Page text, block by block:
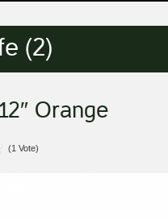
(2)
Orange
(1 Vote)